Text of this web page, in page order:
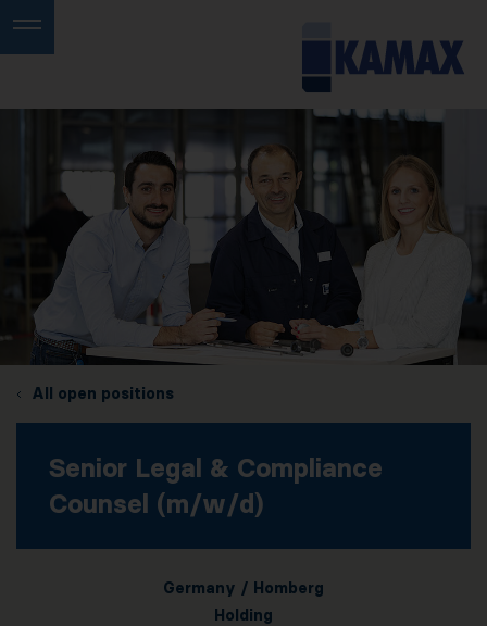
All open positions
Senior Legal & Compliance
Counsel (m/w/d)
Germany / Homberg
Holding